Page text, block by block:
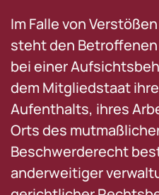
Im Falle von
steht den
bei einer
dem Mitgliedstaat
Aufenthalts, ihres
Orts des
Beschwerderecht
anderweitiger